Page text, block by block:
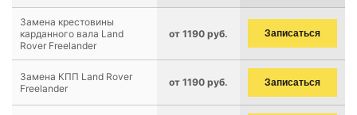
Замена крестовины
карданного вала Land
Rover Freelander
от 1190 руб. Записаться
Замена КПП Land Rover
Freelander
от 1190 руб. Записаться